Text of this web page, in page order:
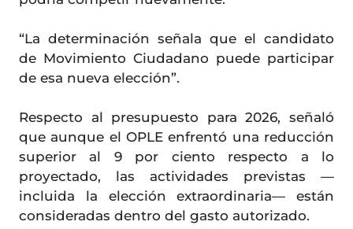
“La determinación señala que el candidato
de Movimiento Ciudadano puede participar
de esa nueva elección”.
Respecto al presupuesto para 2026, señaló
que aunque el OPLE enfrentó una reducción
superior al 9 por ciento respecto a lo
proyectado, las actividades previstas —
incluida la elección extraordinaria— están
consideradas dentro del gasto autorizado.